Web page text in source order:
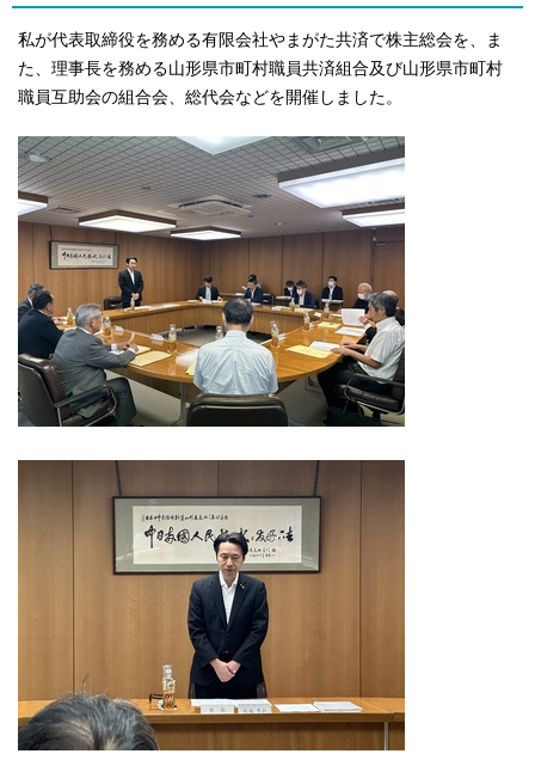
私が代表取締役を務める有限会社やまがた共済で株主総会を、ま
た、理事長を務める山形県市町村職員共済組合及び山形県市町村
職員互助会の組合会、総代会などを開催しました。